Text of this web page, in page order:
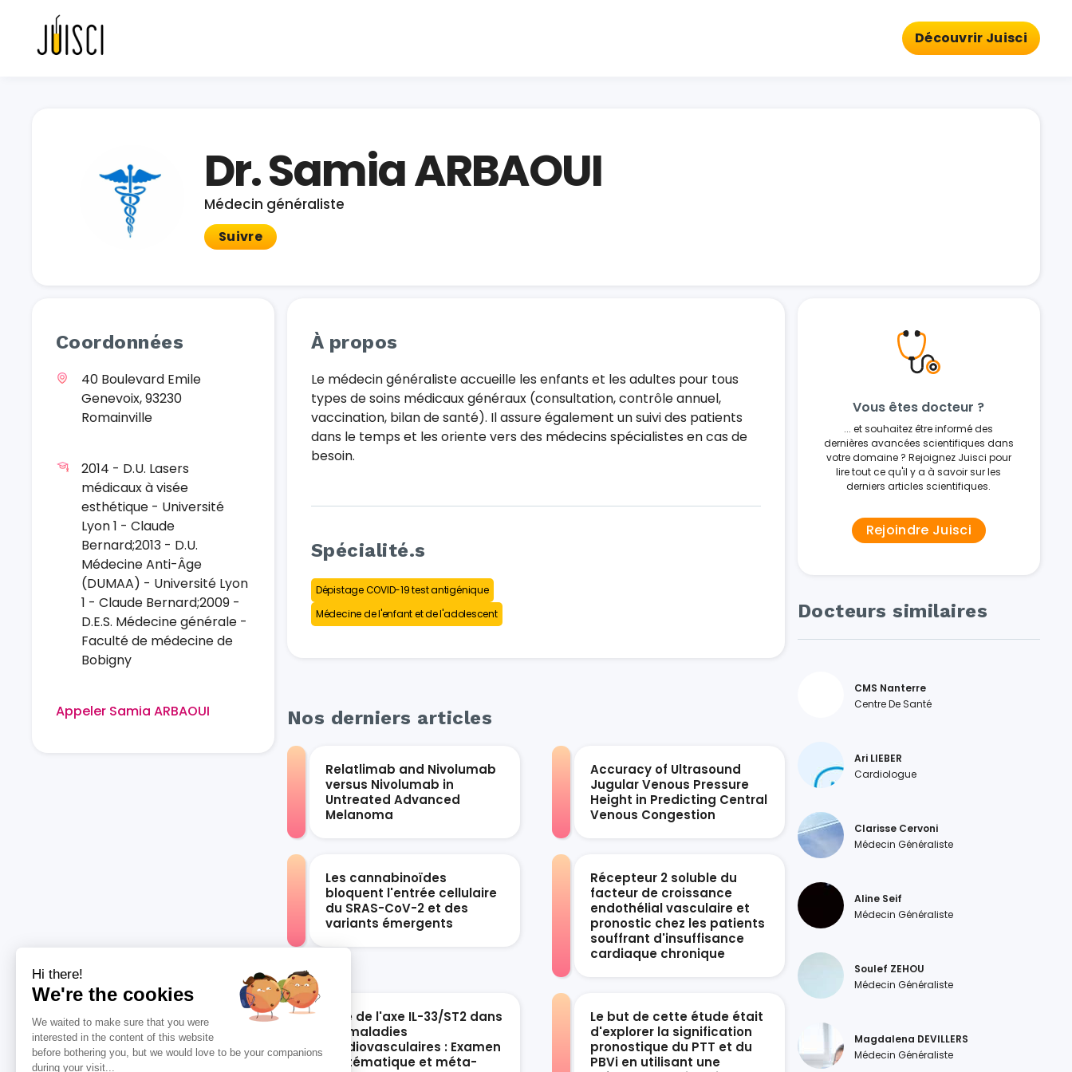
Découvrir Juisci
Dr. Samia ARBAOUI
Médecin généraliste
Suivre
Coordonnées
40 Boulevard Emile
Genevoix, 93230
Romainville
2014 - D.U. Lasers
médicaux à visée
esthétique - Université
Lyon 1 - Claude
Bernard;2013 - D.U.
Médecine Anti-Âge
(DUMAA) - Université Lyon
1 - Claude Bernard;2009 -
D.E.S. Médecine générale -
Faculté de médecine de
Bobigny
Appeler Samia ARBAOUI
À propos
Le médecin généraliste accueille les enfants et les adultes pour tous
types de soins médicaux généraux (consultation, contrôle annuel,
vaccination, bilan de santé). Il assure également un suivi des patients
dans le temps et les oriente vers des médecins spécialistes en cas de
besoin.
Spécialité.s
Dépistage COVID-19 test antigénique
Médecine de l'enfant et de l'adolescent
Nos derniers articles
Relatlimab and Nivolumab
versus Nivolumab in
Untreated Advanced
Melanoma
Accuracy of Ultrasound
Jugular Venous Pressure
Height in Predicting Central
Venous Congestion
Les cannabinoïdes
bloquent l'entrée cellulaire
du SRAS-CoV-2 et des
variants émergents
Récepteur 2 soluble du
facteur de croissance
endothélial vasculaire et
pronostic chez les patients
souffrant d'insuffisance
cardiaque chronique
Rôle de l'axe IL-33/ST2 dans
les maladies
cardiovasculaires : Examen
systématique et méta-
Le but de cette étude était
d'explorer la signification
pronostique du PTT et du
PBVi en utilisant une
Vous êtes docteur ?
... et souhaitez être informé des
dernières avancées scientifiques dans
votre domaine ? Rejoignez Juisci pour
lire tout ce qu'il y a à savoir sur les
derniers articles scientifiques.
Rejoindre Juisci
Docteurs similaires
CMS Nanterre
Centre De Santé
Ari LIEBER
Cardiologue
Clarisse Cervoni
Médecin Généraliste
Aline Seif
Médecin Généraliste
Soulef ZEHOU
Médecin Généraliste
Magdalena DEVILLERS
Médecin Généraliste
Hi there!
We're the cookies
We waited to make sure that you were
interested in the content of this website
before bothering you, but we would love to be your companions
during your visit...